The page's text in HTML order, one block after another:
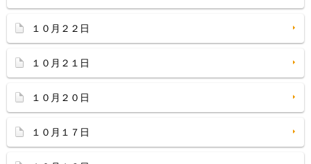
１０月２２日
１０月２１日
１０月２０日
１０月１７日